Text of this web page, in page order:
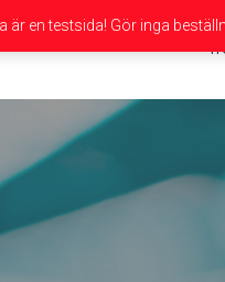
är en testsida! Gör inga